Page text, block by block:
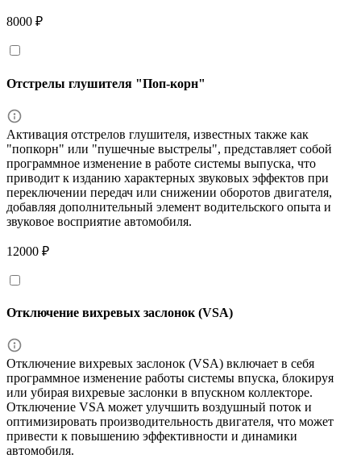
8000 ₽
Отстрелы глушителя "Поп-корн"
Активация отстрелов глушителя, известных также как
"попкорн" или "пушечные выстрелы", представляет собой
программное изменение в работе системы выпуска, что
приводит к изданию характерных звуковых эффектов при
переключении передач или снижении оборотов двигателя,
добавляя дополнительный элемент водительского опыта и
звуковое восприятие автомобиля.
12000 ₽
Отключение вихревых заслонок (VSA)
Отключение вихревых заслонок (VSA) включает в себя
программное изменение работы системы впуска, блокируя
или убирая вихревые заслонки в впускном коллекторе.
Отключение VSA может улучшить воздушный поток и
оптимизировать производительность двигателя, что может
привести к повышению эффективности и динамики
автомобиля.